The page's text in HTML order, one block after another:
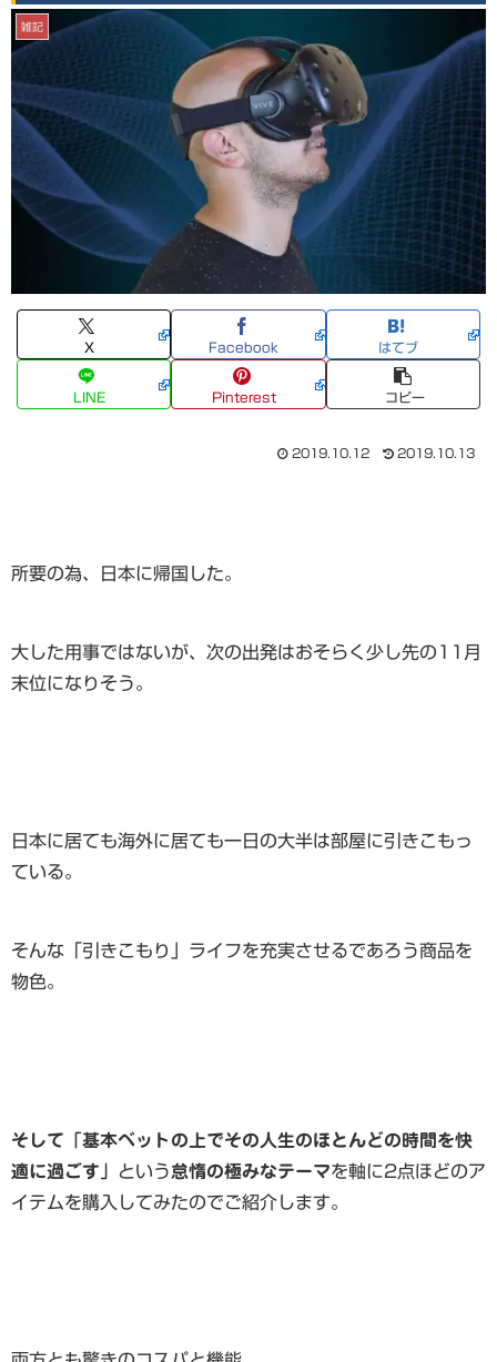
雑記
X Facebook はてブ
LINE Pinterest コピー
2019.10.12 2019.10.13
所要の為、日本に帰国した。
大した用事ではないが、次の出発はおそらく少し先の11月
末位になりそう。
日本に居ても海外に居ても一日の大半は部屋に引きこもっ
ている。
そんな「引きこもり」ライフを充実させるであろう商品を
物色。
そして「基本ベットの上でその人生のほとんどの時間を快
適に過ごす」 という怠惰の極みなテーマを軸に2点ほどのア
イテムを購入してみたのでご紹介します。